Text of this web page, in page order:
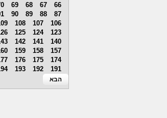
66
67
68
69
87
88
89
90
106
107
108
123
124
125
140
141
142
157
158
159
174
175
176
191
192
193
הבא